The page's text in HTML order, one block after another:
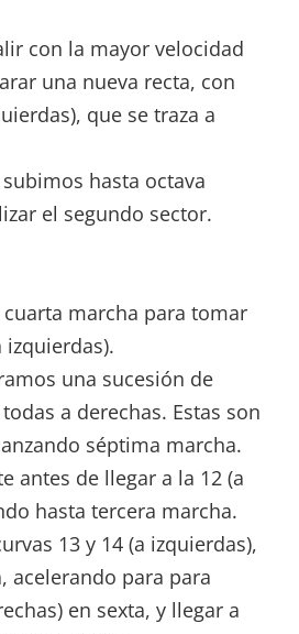
con la mayor velocidad
una nueva recta, con
que se traza a
hasta octava
el segundo sector.
marcha para tomar
izquierdas).
una sucesión de
a derechas. Estas son
séptima marcha.
antes de llegar a la 12 (a
hasta tercera marcha.
13 y 14 (a izquierdas),
acelerando para para
en sexta, y llegar a